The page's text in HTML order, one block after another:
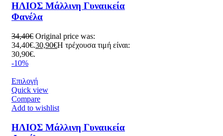
ΗΛΙΟΣ Μάλλινη Γυναικεία
Φανέλα
34,40€ Original price was:
34,40€.30,90€Η τρέχουσα τιμή είναι:
30,90€.
-10%
Επιλογή
Quick view
Compare
Add to wishlist
ΗΛΙΟΣ Μάλλινη Γυναικεία